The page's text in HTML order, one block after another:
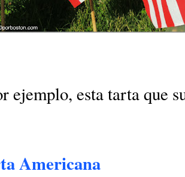
ejemplo, esta tarta que
Americana